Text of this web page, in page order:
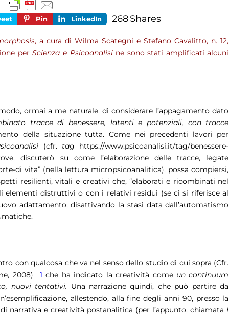
Pin LinkedIn Shares
268
, a cura di Wilma Scategni e Stefano Cavalitto, n. 12,
perScienza e Psicoanalisine sono stati amplificati alcuni
ormai a me naturale, di considerare l’appagamento dato
tracce di benessere, latenti e potenziali, con tracce
della situazione tutta. Come nei precedenti lavori per
(cfr. tag https://www.psicoanalisi.it/tag/benessere-
discuterò su come l’elaborazione delle tracce, legate
di vita” (nella lettura micropsicoanalitica), possa compiersi,
resilienti, vitali e creativi che, “elaborati e ricombinati nel
elementi distruttivi o con i relativi residui (se ci si riferisce al
adattamento, disattivando la stasi data dall’automatismo
con qualcosa che va nel senso dello studio di cui sopra (Cfr.
2008)
1 che ha indicato la creatività comeun continuum
nuovi tentativi. Una narrazione quindi, che può partire da
allestendo, alla fine degli anni 90, presso la
narrativa e creatività postanalitica (per l’appunto, chiamata I